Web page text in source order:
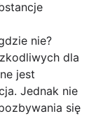
nie?
dla
jest
Jednak nie
się